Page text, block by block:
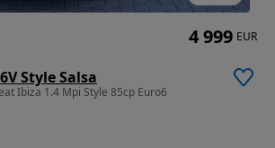
Style Salsa
Ibiza 1.4 Mpi Style 85cp Euro6
4 999 EUR